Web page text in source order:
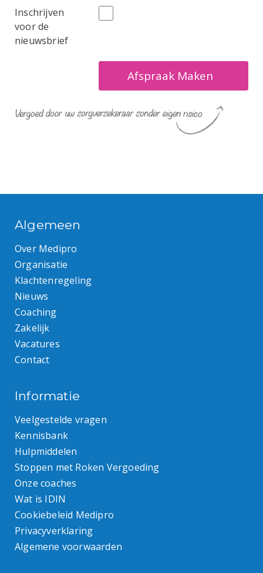
Inschrijven
voor de
nieuwsbrief
Algemeen
Over Medipro
Organisatie
Klachtenregeling
Nieuws
Coaching
Zakelijk
Vacatures
Contact
Informatie
Veelgestelde vragen
Kennisbank
Hulpmiddelen
Stoppen met Roken Vergoeding
Onze coaches
Wat is IDIN
Cookiebeleid Medipro
Privacyverklaring
Algemene voorwaarden